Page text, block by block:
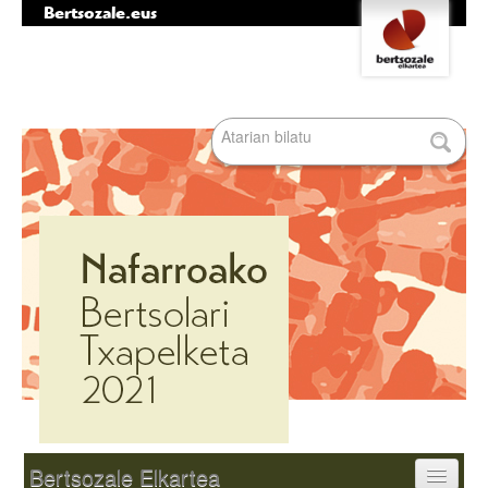
Bertsozale.eus
Salto
egin
nabigazioara
Bilatu atarian
Bilaketa
Bertsozale Elkartea